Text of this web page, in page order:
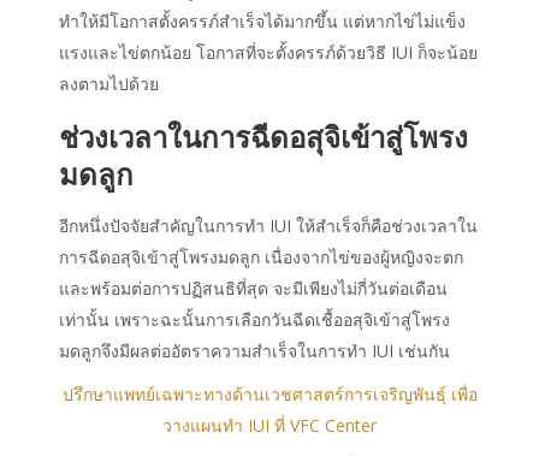
ทำให้มีโอกาสตั้งครรภ์สำเร็จได้มากขึ้น แต่หากไข่ไม่แข็ง
แรงและไข่ตกน้อย โอกาสที่จะตั้งครรภ์ด้วยวิธี IUI ก็จะน้อย
ลงตามไปด้วย
ช่วงเวลาในการฉีดอสุจิเข้าสู่โพรง
มดลูก
อีกหนึ่งปัจจัยสำคัญในการทำ IUI ให้สำเร็จก็คือช่วงเวลาใน
การฉีดอสุจิเข้าสู่โพรงมดลูก เนื่องจากไข่ของผู้หญิงจะตก
และพร้อมต่อการปฏิสนธิที่สุด จะมีเพียงไม่กี่วันต่อเดือน
เท่านั้น เพราะฉะนั้นการเลือกวันฉีดเชื้ออสุจิเข้าสู่โพรง
มดลูกจึงมีผลต่ออัตราความสำเร็จในการทำ IUI เช่นกัน
ปรึกษาแพทย์เฉพาะทางด้านเวชศาสตร์การเจริญพันธุ์ เพื่อ
วางแผนทำ IUI ที่ VFC Center